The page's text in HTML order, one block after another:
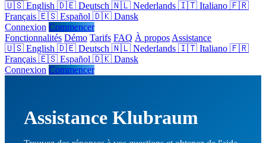
🇺🇸 English 🇩🇪 Deutsch 🇳🇱 Nederlands 🇮🇹 Italiano 🇫🇷
Français 🇪🇸 Español 🇩🇰 Dansk
Connexion Commencer
Fonctionnalités Démo Tarifs FAQ À propos Assistance
🇺🇸 English 🇩🇪 Deutsch 🇳🇱 Nederlands 🇮🇹 Italiano 🇫🇷
Français 🇪🇸 Español 🇩🇰 Dansk
Connexion Commencer
Assistance Klubraum